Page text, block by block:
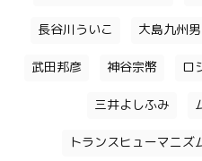
長谷川ういこ 大島九州男
武田邦彦 神谷宗幣 ロ
三井よしふみ
トランスヒューマニズ